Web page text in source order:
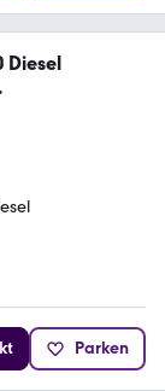
Diesel
Parken